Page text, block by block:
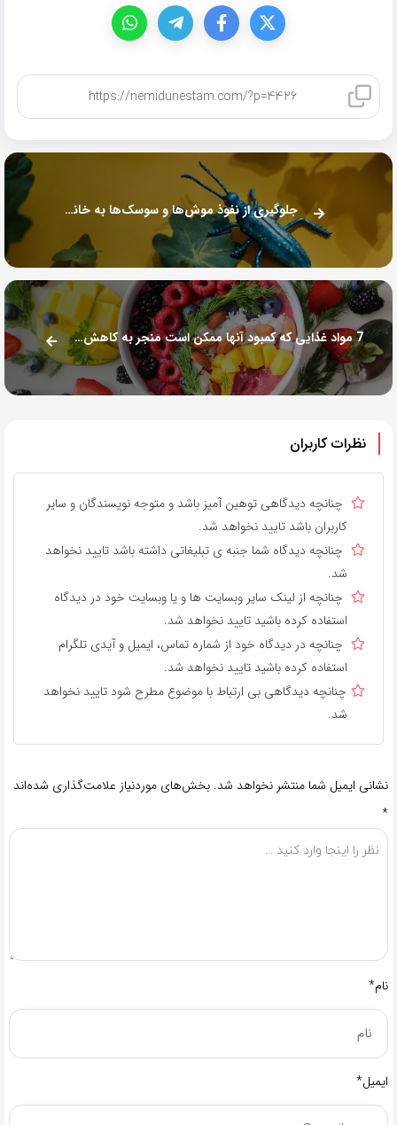
جلوگیری از نفوذ موش‌ها و سوسک‌ها به خانه‌ با این 9 گیاه
7 مواد غذایی که کمبود آنها ممکن است منجر به کاهش انرژی تان شوند
نظرات کاربران
چنانچه دیدگاهی توهین آمیز باشد و متوجه نویسندگان و سایر
کاربران باشد تایید نخواهد شد.
چنانچه دیدگاه شما جنبه ی تبلیغاتی داشته باشد تایید نخواهد
شد.
چنانچه از لینک سایر وبسایت ها و یا وبسایت خود در دیدگاه
استفاده کرده باشید تایید نخواهد شد.
چنانچه در دیدگاه خود از شماره تماس، ایمیل و آیدی تلگرام
استفاده کرده باشید تایید نخواهد شد.
چنانچه دیدگاهی بی ارتباط با موضوع مطرح شود تایید نخواهد
شد.
نشانی ایمیل شما منتشر نخواهد شد. بخش‌های موردنیاز علامت‌گذاری شده‌اند
*
نام*
ایمیل*